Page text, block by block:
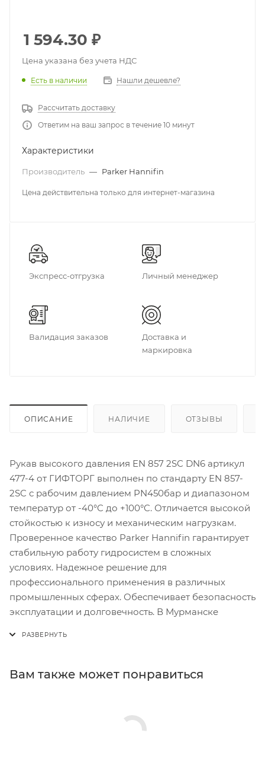
1 594.30 ₽
Цена указана без учета НДС
Есть в наличии Нашли дешевле?
Рассчитать доставку
Ответим на ваш запрос в течение 10 минут
Характеристики
Производитель — Parker Hannifin
Цена действительна только для интернет-магазина
Экспресс-отгрузка Личный менеджер
Валидация заказов
Доставка и
маркировка
ОПИСАНИЕ НАЛИЧИЕ ОТЗЫВЫ
Рукав высокого давления EN 857 2SC DN6 артикул
477-4 от ГИФТОРГ выполнен по стандарту EN 857-
2SC с рабочим давлением PN450бар и диапазоном
температур от -40°C до +100°C. Отличается высокой
стойкостью к износу и механическим нагрузкам.
Проверенное качество Parker Hannifin гарантирует
стабильную работу гидросистем в сложных
условиях. Надежное решение для
профессионального применения в различных
промышленных сферах. Обеспечивает безопасность
эксплуатации и долговечность. В Мурманске
Вам также может понравиться